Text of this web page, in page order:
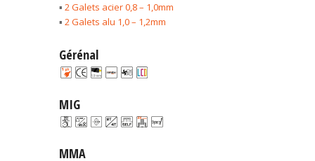
▪ 2 Galets acier 0,8 – 1,0mm
▪ 2 Galets alu 1,0 – 1,2mm
Gérénal
MIG
MMA